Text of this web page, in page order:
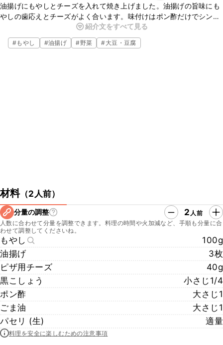
油揚げにもやしとチーズを入れて焼き上げました。油揚げの旨味にも
やしの歯応えとチーズがよく合います。味付けはポン酢だけでシンプ
ルかつさっぱりと仕上がってます。初心者の方にもおすすめです。お
酒のおつまみとしても美味しいですので、是非お試しくださいね。
紹介文をすべて見る
#もやし #油揚げ #野菜 #大豆・豆腐
材料（2人前）
分量の調整 2 人前
人数に合わせて分量を調整できます。料理の時間や火加減など、手順も分量に合
わせて調整してくださいね。
もやし
100g
油揚げ
3枚
ピザ用チーズ
40g
黒こしょう
小さじ1/4
ポン酢
大さじ1
ごま油
大さじ1
パセリ (生)
適量
料理を安全に楽しむための注意事項